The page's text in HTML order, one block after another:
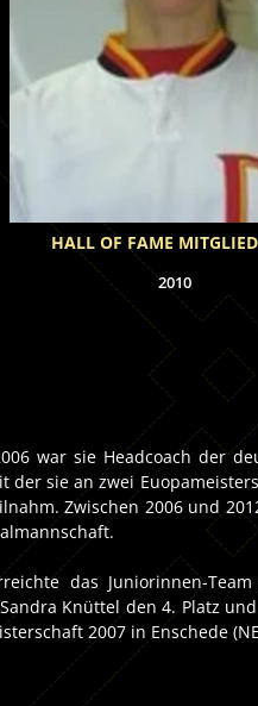
HALL OF FAME
2010
war sie Headcoach der
der sie an zwei
Zwischen 2006 und
das Juniorinnen-
Knüttel den 4. Platz
2007 in Enschede